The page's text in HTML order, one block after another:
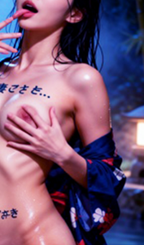
836 755
647 618
换一换